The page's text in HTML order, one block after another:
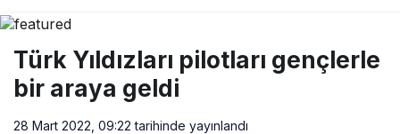
Türk Yıldızları pilotları gençlerle
bir araya geldi
28 Mart 2022, 09:22 tarihinde yayınlandı